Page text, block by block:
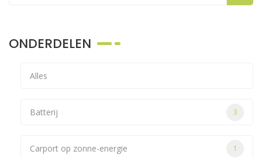
ONDERDELEN
Alles
Batterij 3
Carport op zonne-energie 1